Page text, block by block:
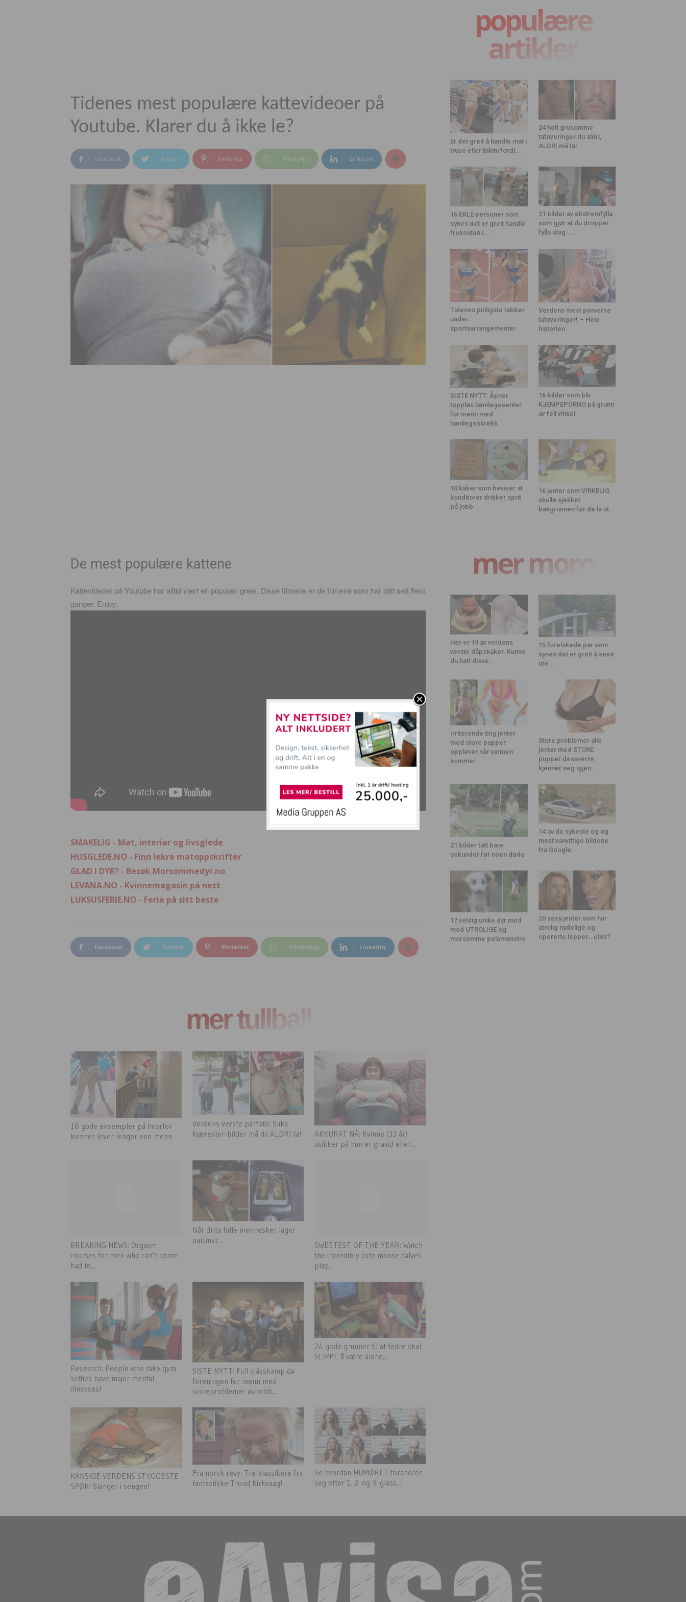
Tidenes mest populære kattevideoer på
Youtube. Klarer du å ikke le?
Facebook Twitter Pinterest WhatsApp Linkedin
De mest populære kattene
Kattevideoer på Youtube har alltid vært en populær greie. Disse filmene er de filmene som har blitt sett flest
ganger. Enjoy:
SMAKELIG - Mat, interiør og livsglede
HUSGLEDE.NO - Finn lekre matoppskrifter
GLAD I DYR? - Besøk Morsommedyr.no
LEVANA.NO - Kvinnemagasin på nett
LUKSUSFERIE.NO - Ferie på sitt beste
Facebook Twitter Pinterest WhatsApp Linkedin
mer tullball
16 gode eksempler på hvorfor
kvinner lever lenger enn menn
Verdens verste parfoto: Slike
kjærester-bilder må du ALDRI ta!
AKKURAT NÅ: Kvinne (33 år)
usikker på hun er gravid eller...
BREAKING NEWS: Orgasm
courses for men who can’t come
had to...
Når drita fulle mennesker lager
nattmat…
SWEETEST OF THE YEAR: Watch
the incredibly cute moose calves
play...
Research: People who take gym
selfies have major mental
illnesses!
SISTE NYTT: Full slåsskamp da
foreningen for menn med
sinneproblemer avholdt...
24 gode grunner til at fedre skal
SLIPPE å være alene...
KANSKJE VERDENS STYGGESTE
SPØK! Slanger i sengen!
Fra norsk revy: Tre klassikere fra
fantastiske Trond Kirkvaag!
Se hvordan HUMØRET forandrer
seg etter 1. 2. og 3. glass...
populære
artikler
Er det greit å handle mat i
truse eller bikini fordi...
24 helt grusomme
tatoveringer du aldri,
ALDRI må ta!
16 EKLE personer som
synes det er greit handle
frokosten i...
21 bilder av ekstremfylla
som gjør at du dropper
fylla idag.....
Tidenes pinligste tabber
under
sportsarrangementer
Verdens mest perverse
tatoveringer! – Hele
historien
SISTE NYTT: Åpner
toppløs tannlegesenter
for menn med
tannlegeskrekk
16 bilder som blir
KJEMPEPORNO på grunn
av feil vinkel
10 kaker som beviser at
konditorer drikker sprit
på jobb
16 jenter som VIRKELIG
skulle sjekket
bakgrunnen før de la ut...
mer moro
Her er 19 av verdens
verste dåpskaker. Kunne
du hatt disse...
15 forelskede par som
synes det er greit å sexe
ute...
Irriterende ting jenter
med store pupper
opplever når varmen
kommer
Store problemer alle
jenter med STORE
pupper dessverre
kjenner seg igjen...
21 bilder tatt bare
sekunder før noen døde
14 av de sykeste og og
mest vanvittige bildene
fra Google...
17 veldig unike dyr med
med UTROLIGE og
morsomme pelsmønstre
20 sexy jenter som har
utrolig nydelige og
opererte lepper… eller?